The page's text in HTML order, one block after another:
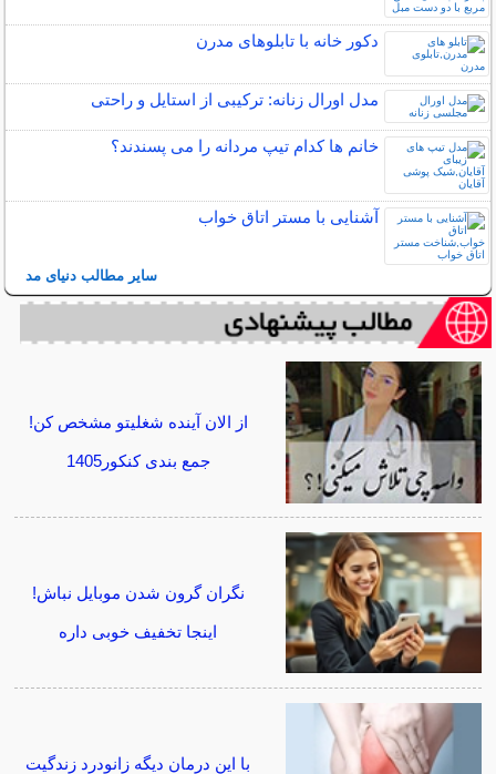
دکور خانه با تابلوهای مدرن
مدل اورال زنانه: ترکیبی از استایل و راحتی
خانم ها کدام تیپ مردانه را می پسندند؟
آشنایی با مستر اتاق خواب
سایر مطالب دنیای مد
از الان آینده شغلیتو مشخص کن!
جمع بندی کنکور1405
نگران گرون شدن موبایل نباش!
اینجا تخفیف خوبی داره
با این درمان دیگه زانودرد زندگیت